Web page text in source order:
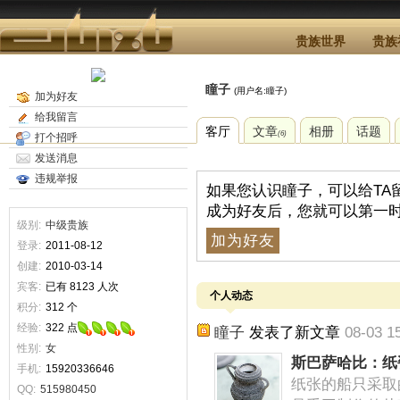
贵族世界 贵族
瞳子 (用户名:瞳子)
客厅 文章(6) 相册 话题
加为好友
给我留言
打个招呼
发送消息
违规举报
级别: 中级贵族
登录: 2011-08-12
创建: 2010-03-14
宾客: 已有 8123 人次
积分: 312 个
经验: 322 点
性别: 女
手机: 15920336646
QQ: 515980450
如果您认识瞳子，可以给TA
成为好友后，您就可以第一
加为好友
个人动态
瞳子 发表了新文章 08-03
斯巴萨哈比：
纸张的船只采